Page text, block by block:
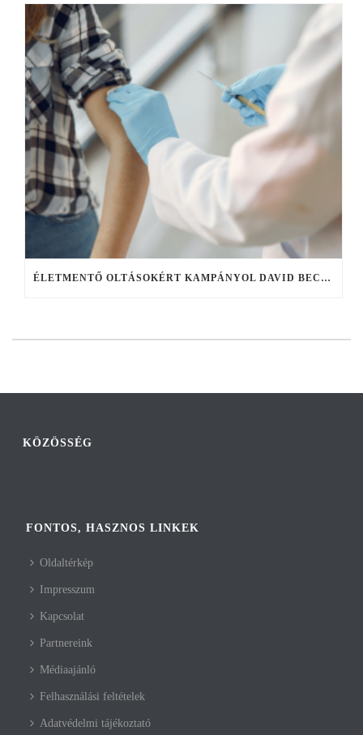
ÉLETMENTŐ OLTÁSOKÉRT KAMPÁNYOL DAVID BECKHAM
KÖZÖSSÉG
FONTOS, HASZNOS LINKEK
Oldaltérkép
Impresszum
Kapcsolat
Partnereink
Médiaajánló
Felhasználási feltételek
Adatvédelmi tájékoztató